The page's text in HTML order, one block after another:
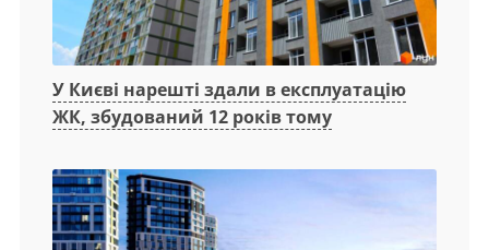
У Києві нарешті здали в експлуатацію
ЖК, збудований 12 років тому